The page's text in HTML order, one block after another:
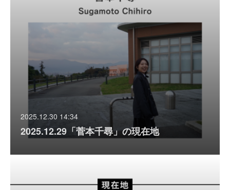
2025.12.30 14:34
2025.12.29「菅本千尋」の現在地